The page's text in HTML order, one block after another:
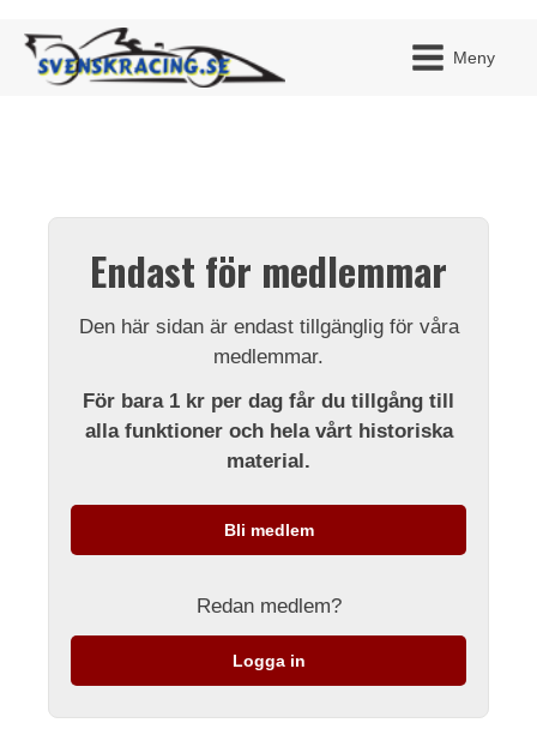
Meny
Endast för medlemmar
Den här sidan är endast tillgänglig för våra
medlemmar.
För bara 1 kr per dag får du tillgång till
alla funktioner och hela vårt historiska
material.
Bli medlem
Redan medlem?
Logga in